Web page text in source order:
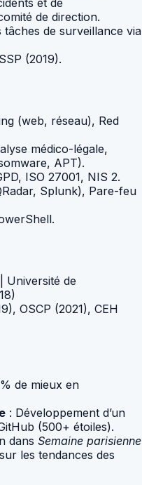
et de
de direction.
de surveillance via
(2019).
(web, réseau), Red
médico-légale,
APT).
ISO 27001, NIS 2.
Splunk), Pare-feu
| Université de
OSCP (2021), CEH
de mieux en
: Développement d’un
(500+ étoiles).
dans Semaine parisienne
les tendances des